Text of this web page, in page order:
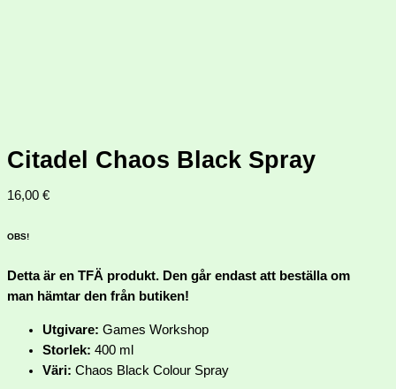
Citadel Chaos Black Spray
16,00 €
OBS!
Detta är en TFÄ produkt. Den går endast att beställa om
man hämtar den från butiken!
Utgivare: Games Workshop
Storlek: 400 ml
Väri: Chaos Black Colour Spray